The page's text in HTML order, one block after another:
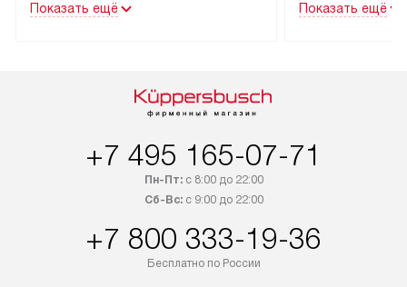
специальным лейблом
дополнительно. Возможна
Показать ещё
эксплуатации
Показать ещё
+7 495 165-07-71
Пн-Пт:с 8:00 до 22:00
Сб-Вс:с 9:00 до 22:00
+7 800 333-19-36
Бесплатно по России